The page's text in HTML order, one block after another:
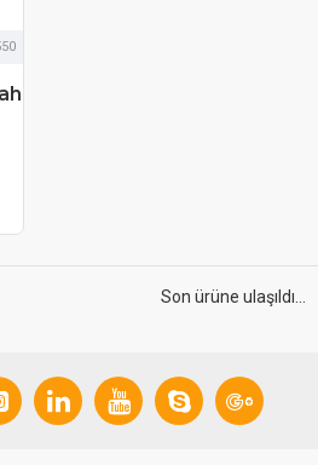
Son ürüne ulaşıldı...